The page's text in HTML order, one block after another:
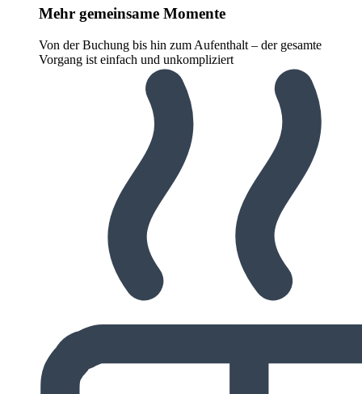
Mehr gemeinsame Momente
Von der Buchung bis hin zum Aufenthalt – der gesamte
Vorgang ist einfach und unkompliziert